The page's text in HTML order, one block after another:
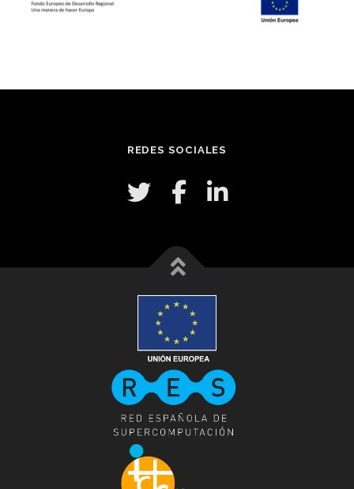
REDES SOCIALES